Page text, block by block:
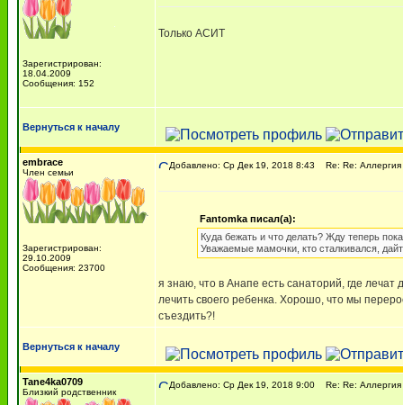
Зарегистрирован:
18.04.2009
Сообщения: 152
Только АСИТ
Вернуться к началу
embrace
Член семьи
Зарегистрирован:
29.10.2009
Сообщения: 23700
Добавлено: Ср Дек 19, 2018 8:43 Re: Re:
Fantomka писал(а):
Куда бежать и что делать? Жду теперь
Уважаемые мамочки, кто сталкивался,
я знаю, что в Анапе есть санаторий, где
лечить своего ребенка. Хорошо, что мы
съездить?!
Вернуться к началу
Tane4ka0709
Близкий родственник
Добавлено: Ср Дек 19, 2018 9:00 Re: Re: